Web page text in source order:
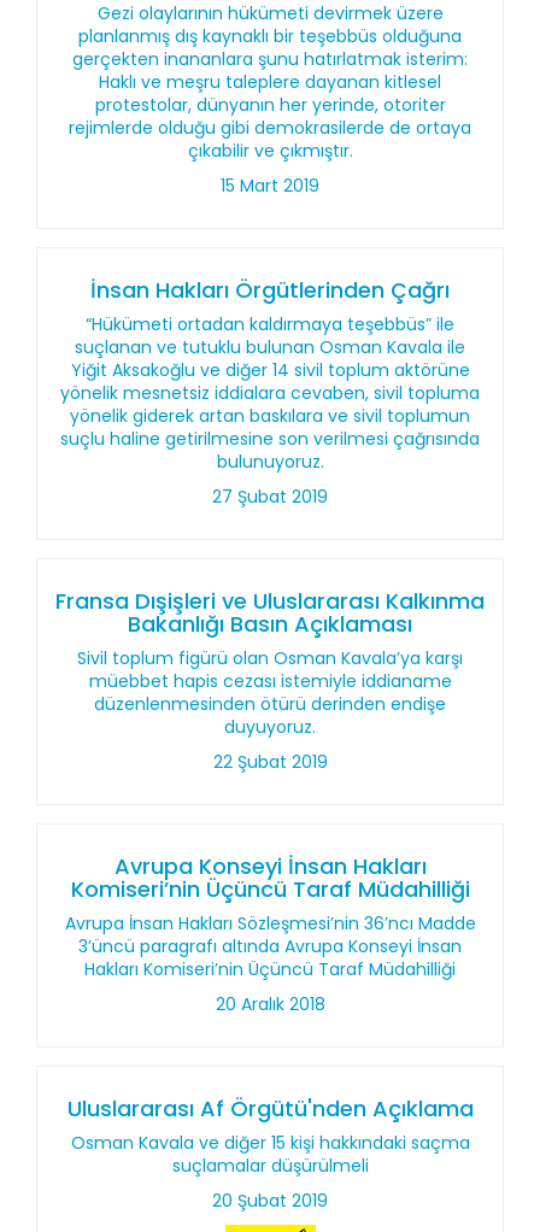
Gezi olaylarının hükümeti devirmek üzere
planlanmış dış kaynaklı bir teşebbüs olduğuna
gerçekten inananlara şunu hatırlatmak isterim:
Haklı ve meşru taleplere dayanan kitlesel
protestolar, dünyanın her yerinde, otoriter
rejimlerde olduğu gibi demokrasilerde de ortaya
çıkabilir ve çıkmıştır.
15 Mart 2019
İnsan Hakları Örgütlerinden Çağrı
“Hükümeti ortadan kaldırmaya teşebbüs” ile
suçlanan ve tutuklu bulunan Osman Kavala ile
Yiğit Aksakoğlu ve diğer 14 sivil toplum aktörüne
yönelik mesnetsiz iddialara cevaben, sivil topluma
yönelik giderek artan baskılara ve sivil toplumun
suçlu haline getirilmesine son verilmesi çağrısında
bulunuyoruz.
27 Şubat 2019
Fransa Dışişleri ve Uluslararası Kalkınma
Bakanlığı Basın Açıklaması
Sivil toplum figürü olan Osman Kavala’ya karşı
müebbet hapis cezası istemiyle iddianame
düzenlenmesinden ötürü derinden endişe
duyuyoruz.
22 Şubat 2019
Avrupa Konseyi İnsan Hakları
Komiseri’nin Üçüncü Taraf Müdahilliği
Avrupa İnsan Hakları Sözleşmesi’nin 36’ncı Madde
3’üncü paragrafı altında Avrupa Konseyi İnsan
Hakları Komiseri’nin Üçüncü Taraf Müdahilliği
20 Aralık 2018
Uluslararası Af Örgütü'nden Açıklama
Osman Kavala ve diğer 15 kişi hakkındaki saçma
suçlamalar düşürülmeli
20 Şubat 2019